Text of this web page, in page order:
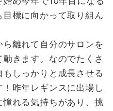
標に向かって取り組ん
ら離れて自分のサロンを
きます。なのでたくさ
しっかりと成長させる
昨年レギンスに出場し
憧れる気持ちがあり、挑